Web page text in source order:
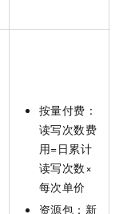
按量付费：
读写次数费
用=日累计
读写次数×
每次单价
资源包： 新